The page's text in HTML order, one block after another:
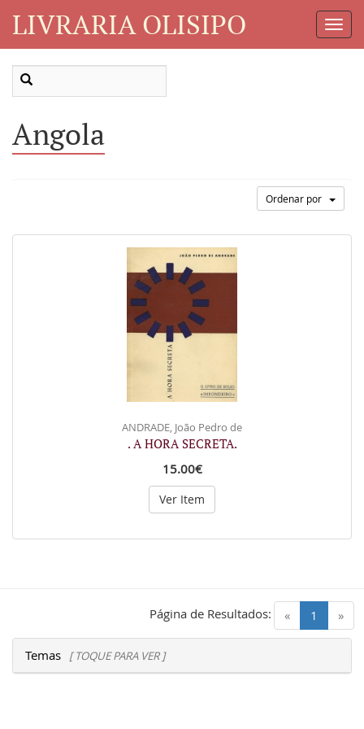
LIVRARIA OLISIPO
Angola
Ordenar por
ANDRADE, João Pedro de
. A HORA SECRETA.
15.00€
Ver Item
« 1 (current)
»
Página de Resultados:
Temas [ TOQUE PARA VER ]